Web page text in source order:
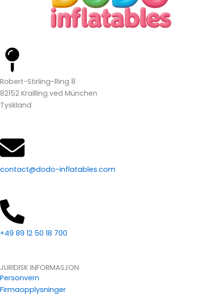
Robert-Stirling-Ring 8
82152 Krailling ved München
Tyskland
contact@dodo-inflatables.com
+49 89 12 50 18 700
JURIDISK INFORMASJON
Personvern
Firmaopplysninger